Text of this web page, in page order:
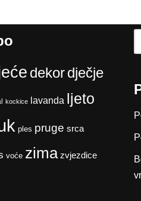
dekordječje
kockice lavanda ljeto
ples pruge srca
voće zima zvjezdice